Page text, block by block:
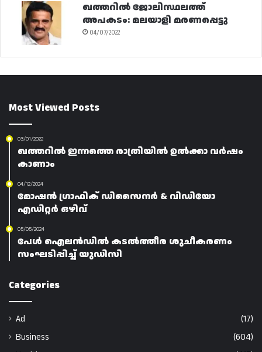
ഖത്തറിൽ ജോലിസ്ഥലത്ത്
അപകടം: മലയാളി മരണപ്പെട്ടു
04/07/2022
Most Viewed Posts
03/01/2022
ഖത്തറിൽ ഇന്നത്തെ രാത്രിയിൽ ഉൽക്കാ വർഷം
കാണാം
04/12/2024
മോഷൻ ഗ്രാഫിക് ഡിസൈനർ & വിഡിയോ
എഡിറ്റർ ഒഴിവ്
05/05/2024
പേൾ ഐലൻഡിൽ കടൽത്തീര ശുചീകരണം
സംഘടിപ്പിച്ച് യുഡിസി
Categories
Ad
(17)
Business
(604)